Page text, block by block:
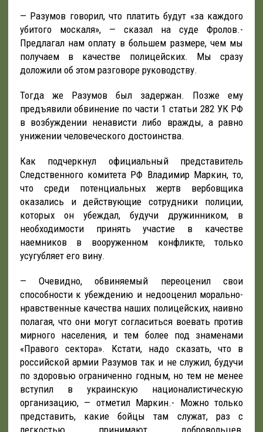
— Разумов говорил, что платить будут «за каждого
убитого москаля», — сказал на суде Фролов.-
Предлагал нам оплату в большем размере, чем мы
получаем в качестве полицейских. Мы сразу
доложили об этом разговоре руководству.
Тогда же Разумов был задержан. Позже ему
предъявили обвинение по части 1 статьи 282 УК РФ
в возбуждении ненависти либо вражды, а равно
унижении человеческого достоинства.
Как подчеркнул официальный представитель
Следственного комитета РФ Владимир Маркин, то,
что среди потенциальных жертв вербовщика
оказались и действующие сотрудники полиции,
которых он убеждал, будучи дружинником, в
необходимости принять участие в качестве
наемников в вооруженном конфликте, только
усугубляет его вину.
— Очевидно, обвиняемый переоценил свои
способности к убеждению и недооценил морально-
нравственные качества наших полицейских, наивно
полагая, что они могут согласиться воевать против
мирного населения, и тем более под знаменами
«Правого сектора». Кстати, надо сказать, что в
российской армии Разумов так и не служил, будучи
по здоровью ограниченно годным, но тем не менее
вступил в украинскую националистическую
организацию, — отметил Маркин.- Можно только
представить, какие бойцы там служат, раз с
легкостью принимают добровольцев,